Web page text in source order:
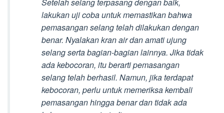
lakukan uji coba untuk memastikan bahwa
pemasangan selang telah dilakukan dengan
benar. Nyalakan kran air dan amati ujung
selang serta bagian-bagian lainnya. Jika tidak
ada kebocoran, itu berarti pemasangan
selang telah berhasil. Namun, jika terdapat
kebocoran, perlu untuk memeriksa kembali
pemasangan hingga benar dan tidak ada